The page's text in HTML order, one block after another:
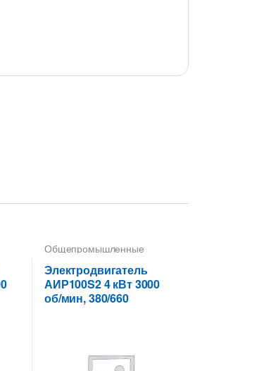
Общепромышленные
Электродвигатель
АИР100S2 4 кВт 3000
об/мин, 380/660